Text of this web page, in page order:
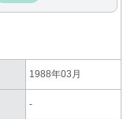
1988年03月
-